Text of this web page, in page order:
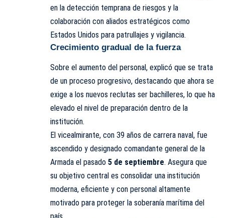
en la detección temprana de riesgos y la
colaboración con aliados estratégicos como
Estados Unidos para patrullajes y vigilancia.
Crecimiento gradual de la fuerza
Sobre el aumento del personal, explicó que se trata
de un proceso progresivo, destacando que ahora se
exige a los nuevos reclutas ser bachilleres, lo que ha
elevado el nivel de preparación dentro de la
institución.
El vicealmirante, con 39 años de carrera naval, fue
ascendido y designado comandante general de la
Armada el pasado 5 de septiembre. Asegura que
su objetivo central es consolidar una institución
moderna, eficiente y con personal altamente
motivado para proteger la soberanía marítima del